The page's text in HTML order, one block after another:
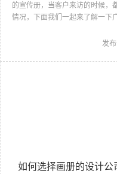
的宣传册，当客户来访的时候，
情况，下面我们一起来了解一下
字体选择到目录和版式的变化，
将他们有机地融合在一起，服务
发布
如何选择画册的设计公